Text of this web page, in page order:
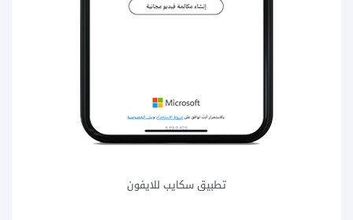
تطبيق سكايب للايفون